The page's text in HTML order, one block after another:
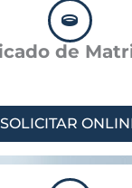
de
SOLICITAR